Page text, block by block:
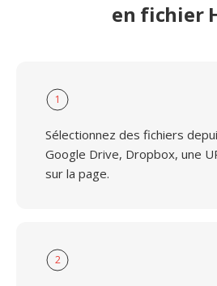
en fichier
1
Sélectionnez des fichiers
Google Drive, Dropbox, une
sur la page.
2